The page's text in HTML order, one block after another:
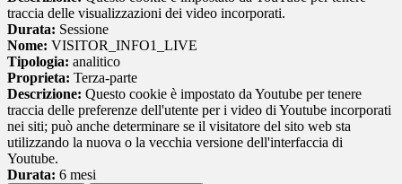
traccia delle visualizzazioni dei video incorporati.
Durata: Sessione
Nome: VISITOR_INFO1_LIVE
Tipologia: analitico
Proprieta: Terza-parte
Descrizione: Questo cookie è impostato da Youtube per tenere
traccia delle preferenze dell'utente per i video di Youtube incorporati
nei siti; può anche determinare se il visitatore del sito web sta
utilizzando la nuova o la vecchia versione dell'interfaccia di
Youtube.
Durata: 6 mesi